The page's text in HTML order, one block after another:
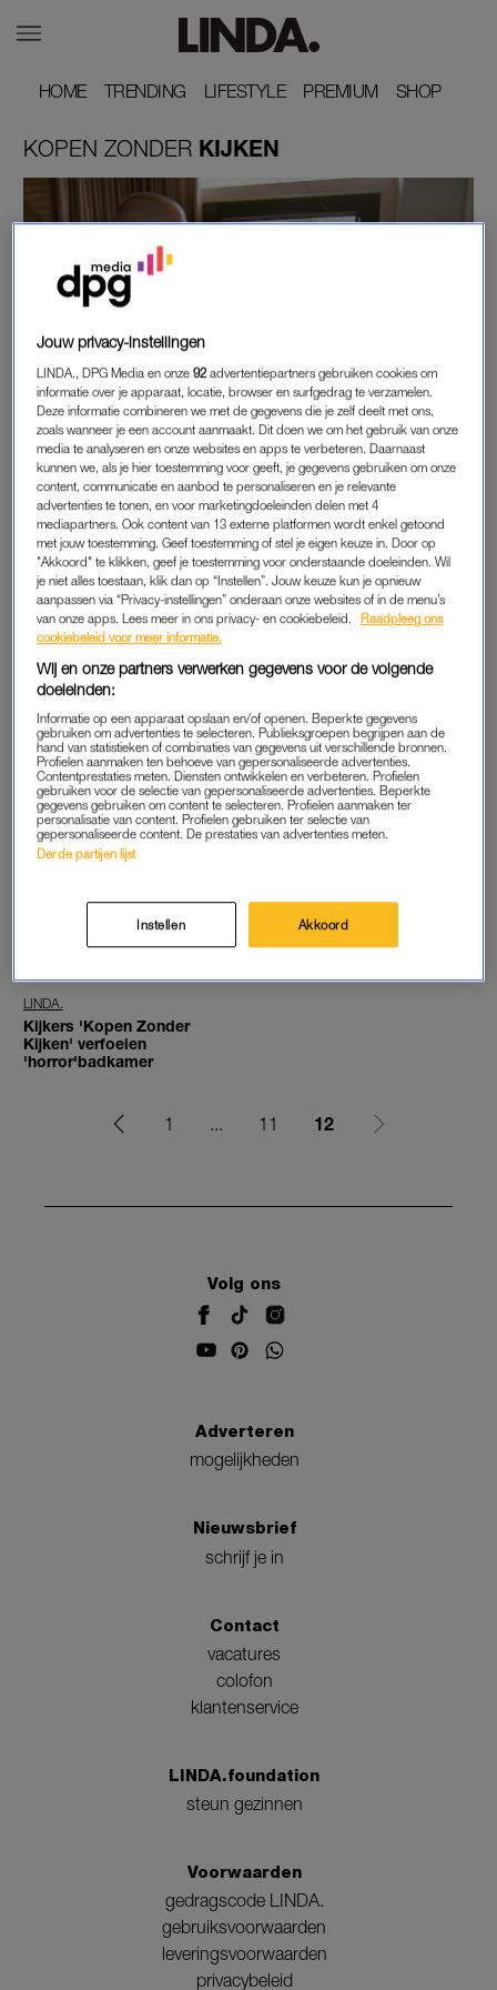
HOME
HOME TRENDING
TRENDING LIFESTYLE
LIFESTYLE PREMIUM
PREMIUM SHOP
SHOP
KOPEN ZONDER KIJKEN
MEEN JE NIET
'KOPEN ZONDER KIJKEN'-HUIS VAN ALEX EN
PIEN UIT NIJMEGEN STAAT ALWEER TE KOOP
LINDA.
Elise Schaap imiteert 'Kopen
Zonder Kijken'-stylist, en het
is een schot in de Roos
LINDA.
'Kopen zonder kijken'-stel
nog steeds dolgelukkig:
'Zelfs de plastic citroenen
liggen er nog net zo'
ADVERTORIAL
Zin om te bingen? Déze
(iconische) queer series
verdienen een plek op je
kijklijst
Martijn Krabbé heeft leuke
verrassing voor fans 'Kopen
LINDA.
'Kopen zonder Kijken'-stel
Alex en Pien over nieuwe
woning: 'Het valt gewoon uit
elkaar joh'
INTERVIEW
'Kopen Zonder Kijken' stylist
Roos Reedijk: 'Ik word
aangesproken bij het
stoplicht'
Dankzij dit hightech product
kregen LINDA.lezers frissere
en schonere tanden
Martijn Krabbé reageert op
klacht gebrek aan diversiteit
bij ‘Kopen zonder kijken’
LINDA.
Kijkers 'Kopen Zonder
Kijken' verfoeien
'horror'badkamer
1 ... 11 12
Volg ons
Adverteren
mogelijkheden
Nieuwsbrief
schrijf je in
Contact
vacatures
colofon
klantenservice
LINDA.foundation
steun gezinnen
Voorwaarden
gedragscode LINDA.
gebruiksvoorwaarden
leveringsvoorwaarden
privacybeleid
Jouw privacy-instellingen
LINDA., DPG Media en onze92 advertentiepartners gebruiken cookies om
informatie over je apparaat, locatie, browser en surfgedrag te verzamelen.
Deze informatie combineren we met de gegevens die je zelf deelt met ons,
zoals wanneer je een account aanmaakt. Dit doen we om het gebruik van onze
media te analyseren en onze websites en apps te verbeteren. Daarnaast
kunnen we, als je hier toestemming voor geeft, je gegevens gebruiken om onze
content, communicatie en aanbod te personaliseren en je relevante
advertenties te tonen, en voor marketingdoeleinden delen met 4
mediapartners. Ook content van 13 externe platformen wordt enkel getoond
met jouw toestemming. Geef toestemming of stel je eigen keuze in. Door op
"Akkoord" te klikken, geef je toestemming voor onderstaande doeleinden. Wil
je niet alles toestaan, klik dan op “Instellen”. Jouw keuze kun je opnieuw
aanpassen via “Privacy-instellingen” onderaan onze websites of in de menu’s
van onze apps. Lees meer in ons privacy- en cookiebeleid.
Raadpleeg ons
cookiebeleid voor meer informatie.
Wij en onze partners verwerken gegevens voor de volgende
doeleinden:
Informatie op een apparaat opslaan en/of openen. Beperkte gegevens
gebruiken om advertenties te selecteren. Publieksgroepen begrijpen aan de
hand van statistieken of combinaties van gegevens uit verschillende bronnen.
Profielen aanmaken ten behoeve van gepersonaliseerde advertenties.
Contentprestaties meten. Diensten ontwikkelen en verbeteren. Profielen
gebruiken voor de selectie van gepersonaliseerde advertenties. Beperkte
gegevens gebruiken om content te selecteren. Profielen aanmaken ter
personalisatie van content. Profielen gebruiken ter selectie van
gepersonaliseerde content. De prestaties van advertenties meten.
Derde partijen lijst
Instellen Akkoord